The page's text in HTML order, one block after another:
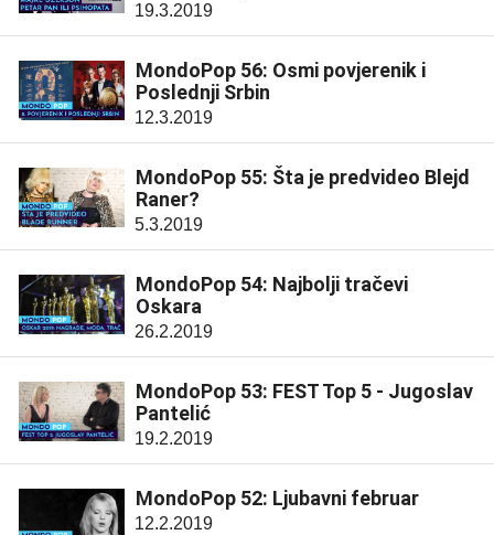
19.3.2019
MondoPop 56: Osmi povjerenik i
Poslednji Srbin
12.3.2019
MondoPop 55: Šta je predvideo Blejd
Raner?
5.3.2019
MondoPop 54: Najbolji tračevi
Oskara
26.2.2019
MondoPop 53: FEST Top 5 - Jugoslav
Pantelić
19.2.2019
MondoPop 52: Ljubavni februar
12.2.2019